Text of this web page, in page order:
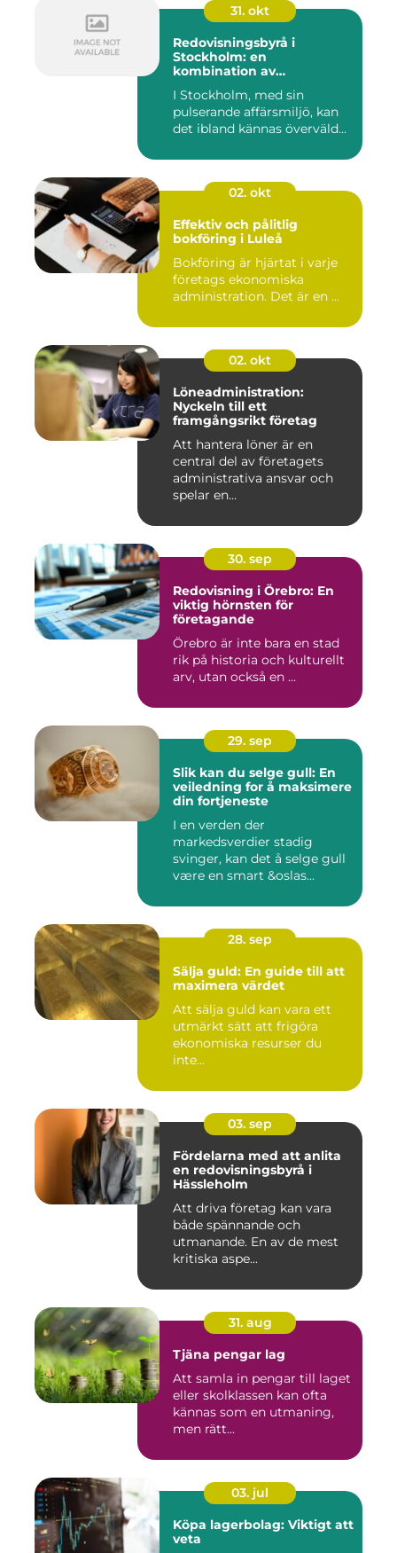
31. okt
Redovisningsbyrå i
Stockholm: en
kombination av
personlig service
I Stockholm, med sin
pulserande affärsmiljö, kan
det ibland kännas överväld...
02. okt
Effektiv och pålitlig
bokföring i Luleå
Bokföring är hjärtat i varje
företags ekonomiska
administration. Det är en ...
02. okt
Löneadministration:
Nyckeln till ett
framgångsrikt företag
Att hantera löner är en
central del av företagets
administrativa ansvar och
spelar en...
30. sep
Redovisning i Örebro: En
viktig hörnsten för
företagande
Örebro är inte bara en stad
rik på historia och kulturellt
arv, utan också en ...
29. sep
Slik kan du selge gull: En
veiledning for å maksimere
din fortjeneste
I en verden der
markedsverdier stadig
svinger, kan det å selge gull
være en smart &oslas...
28. sep
Sälja guld: En guide till att
maximera värdet
Att sälja guld kan vara ett
utmärkt sätt att frigöra
ekonomiska resurser du
inte...
03. sep
Fördelarna med att anlita
en redovisningsbyrå i
Hässleholm
Att driva företag kan vara
både spännande och
utmanande. En av de mest
kritiska aspe...
31. aug
Tjäna pengar lag
Att samla in pengar till laget
eller skolklassen kan ofta
kännas som en utmaning,
men rätt...
03. jul
Köpa lagerbolag: Viktigt att
veta